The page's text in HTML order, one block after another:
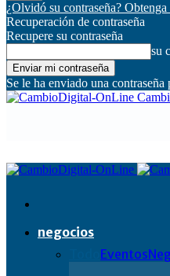
¿Olvidó su contraseña? Obtenga
Recuperación de contraseña
Recupere su contraseña
su
Se le ha enviado una
negocios
Eventos